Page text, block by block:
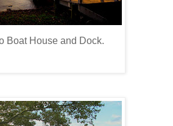
Boat House and Dock.